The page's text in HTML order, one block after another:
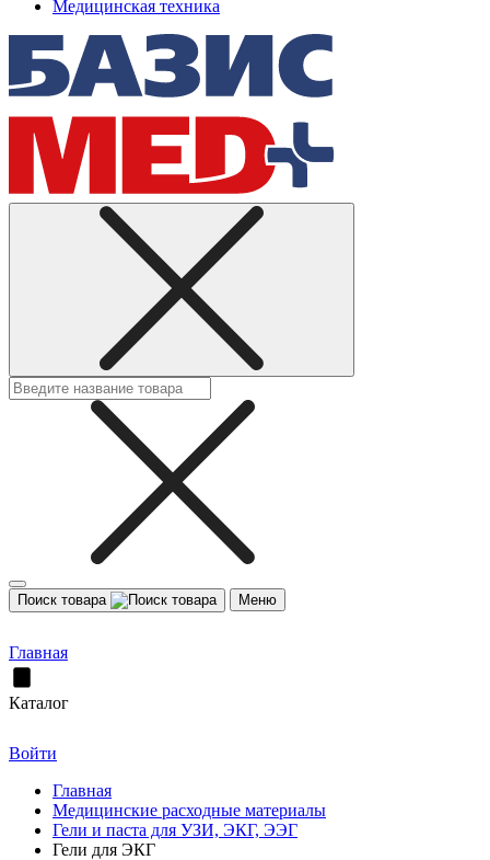
Медицинская техника
Поиск товара Меню
Главная
Каталог
Войти
Главная
Медицинские расходные материалы
Гели и паста для УЗИ, ЭКГ, ЭЭГ
Гели для ЭКГ